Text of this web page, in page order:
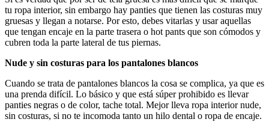
tu ropa interior, sin embargo hay panties que tienen las costuras muy
gruesas y llegan a notarse. Por esto, debes vitarlas y usar aquellas
que tengan encaje en la parte trasera o hot pants que son cómodos y
cubren toda la parte lateral de tus piernas.
Nude y sin costuras para los pantalones blancos
Cuando se trata de pantalones blancos la cosa se complica, ya que es
una prenda difícil. Lo básico y que está súper prohibido es llevar
panties negras o de color, tache total. Mejor lleva ropa interior nude,
sin costuras, si no te incomoda tanto un hilo dental o ropa de encaje.